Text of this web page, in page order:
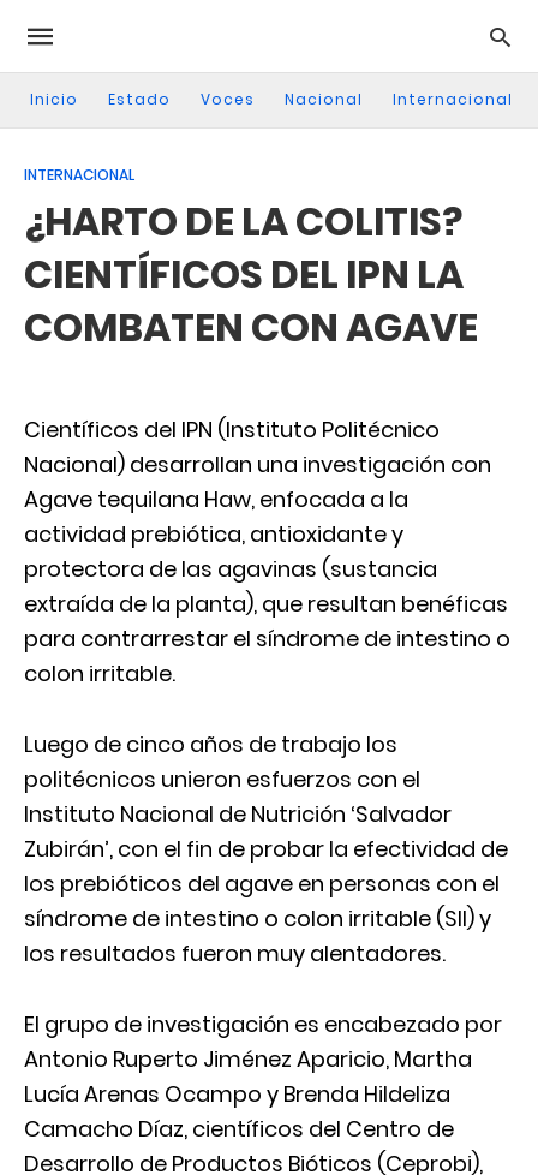
Inicio Estado Voces Nacional Internacional
INTERNACIONAL
¿HARTO DE LA COLITIS?
CIENTÍFICOS DEL IPN LA
COMBATEN CON AGAVE
Científicos del IPN (Instituto Politécnico
Nacional) desarrollan una investigación con
Agave tequilana Haw, enfocada a la
actividad prebiótica, antioxidante y
protectora de las agavinas (sustancia
extraída de la planta), que resultan benéficas
para contrarrestar el síndrome de intestino o
colon irritable.
Luego de cinco años de trabajo los
politécnicos unieron esfuerzos con el
Instituto Nacional de Nutrición ‘Salvador
Zubirán’, con el fin de probar la efectividad de
los prebióticos del agave en personas con el
síndrome de intestino o colon irritable (SII) y
los resultados fueron muy alentadores.
El grupo de investigación es encabezado por
Antonio Ruperto Jiménez Aparicio, Martha
Lucía Arenas Ocampo y Brenda Hildeliza
Camacho Díaz, científicos del Centro de
Desarrollo de Productos Bióticos (Ceprobi),